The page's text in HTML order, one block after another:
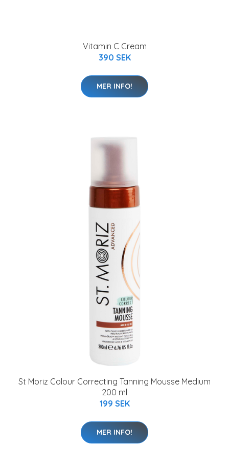
Vitamin C Cream
390 SEK
MER INFO!
St Moriz Colour Correcting Tanning Mousse Medium
200 ml
199 SEK
MER INFO!